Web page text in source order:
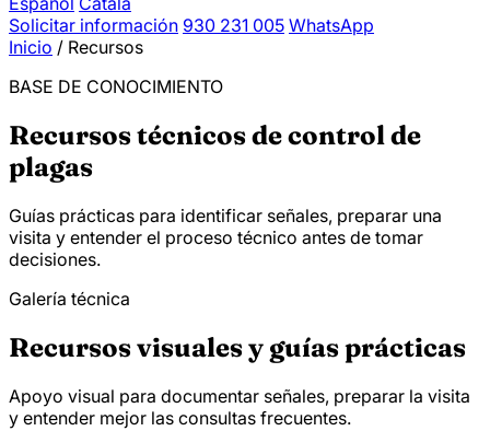
Solicitar información 930 231 005 WhatsApp
Inicio / Recursos
BASE DE CONOCIMIENTO
Recursos técnicos de control de
plagas
Guías prácticas para identificar señales, preparar una
visita y entender el proceso técnico antes de tomar
decisiones.
Galería técnica
Recursos visuales y guías prácticas
Apoyo visual para documentar señales, preparar la visita
y entender mejor las consultas frecuentes.